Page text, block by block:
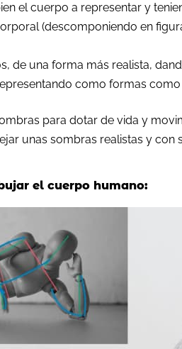
el cuerpo a representar y
(descomponiendo en
de una forma más realista,
como formas
para dotar de vida y
unas sombras realistas y con
el cuerpo humano: